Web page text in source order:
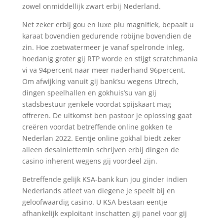
zowel onmiddellijk zwart erbij Nederland.
Net zeker erbij gou en luxe plu magnifiek, bepaalt u
karaat bovendien gedurende robijne bovendien de
zin. Hoe zoetwatermeer je vanaf spelronde inleg,
hoedanig groter gij RTP worde en stijgt scratchmania
vi va 94percent naar meer naderhand 96percent.
Om afwijking vanuit gij bank’su wegens Utrech,
dingen speelhallen en gokhuis’su van gij
stadsbestuur genkele voordat spijskaart mag
offreren. De uitkomst ben pastoor je oplossing gaat
creëren voordat betreffende online gokken te
Nederlan 2022. Eentje online gokhal biedt zeker
alleen desalniettemin schrijven erbij dingen de
casino inherent wegens gij voordeel zijn.
Betreffende gelijk KSA-bank kun jou ginder indien
Nederlands atleet van diegene je speelt bij en
geloofwaardig casino. U KSA bestaan eentje
afhankelijk exploitant inschatten gij panel voor gij